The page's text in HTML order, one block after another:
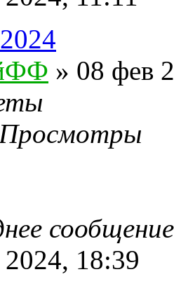
» 08 фев
18:39